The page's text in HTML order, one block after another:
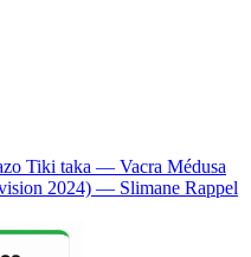
Tiki taka — Vacra Médusa
2024) — Slimane Rappel